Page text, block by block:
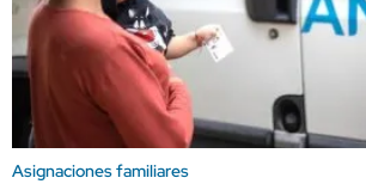
Asignaciones familiares